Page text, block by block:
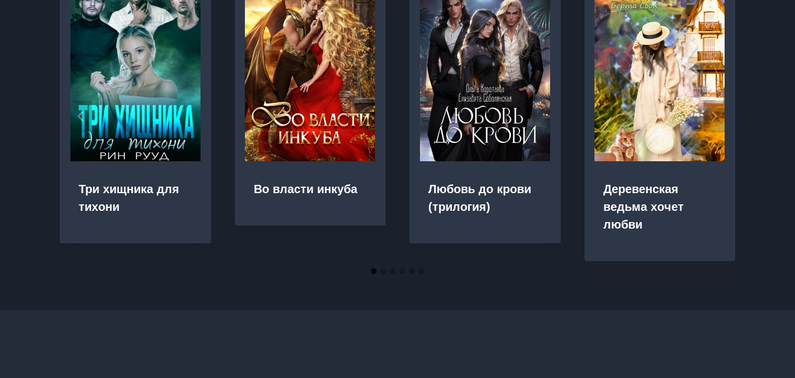
Три хищника для
тихони
Во власти инкуба
Любовь до крови
(трилогия)
Деревенская
ведьма хочет
любви